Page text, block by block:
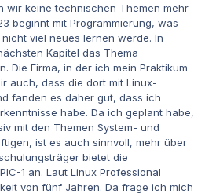
wir keine technischen Themen mehr
beginnt mit Programmierung, was
viel neues lernen werde. In
Kapitel das Thema
Die Firma, in der ich mein Praktikum
auch, dass die dort mit Linux-
fanden es daher gut, dass ich
habe. Da ich geplant habe,
mit den Themen System- und
ist es auch sinnvoll, mehr über
bietet die
1 an. Laut Linux Professional
von fünf Jahren. Da frage ich mich